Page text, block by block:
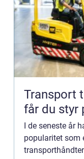
Transport
får du styr
I de seneste år
popularitet som